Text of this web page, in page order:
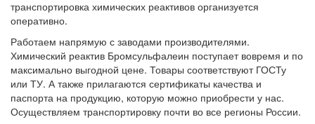
транспортировка химических реактивов организуется
оперативно.
Работаем напрямую с заводами производителями.
Химический реактив Бромсульфалеин поступает вовремя и по
максимально выгодной цене. Товары соответствуют ГОСТу
или ТУ. А также прилагаются сертификаты качества и
паспорта на продукцию, которую можно приобрести у нас.
Осуществляем транспортировку почти во все регионы России.